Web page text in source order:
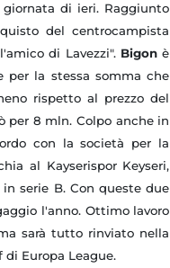
di ieri. Raggiunto
del centrocampista
di Lavezzi". Bigonè
per la stessa somma che
rispetto al prezzo del
per 8 mln. Colpo anche in
con la società per la
al Kayserispor Keyseri,
serie B. Con queste due
l'anno. Ottimo lavoro
sarà tutto rinviato nella
Europa League.